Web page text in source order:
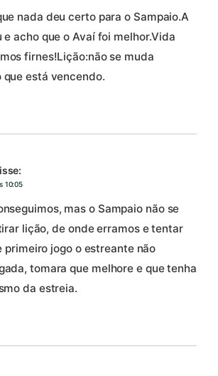
nada deu certo para o Sampaio.A
e acho que o Avaí foi melhor.Vida
firnes!Lição:não se muda
está vencendo.
10:05
mas o Sampaio não se
lição, de onde erramos e tentar
primeiro jogo o estreante não
tomara que melhore e que tenha
da estreia.